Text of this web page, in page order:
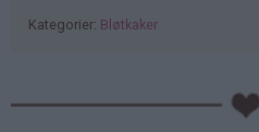
Kategorier: Bløtkaker